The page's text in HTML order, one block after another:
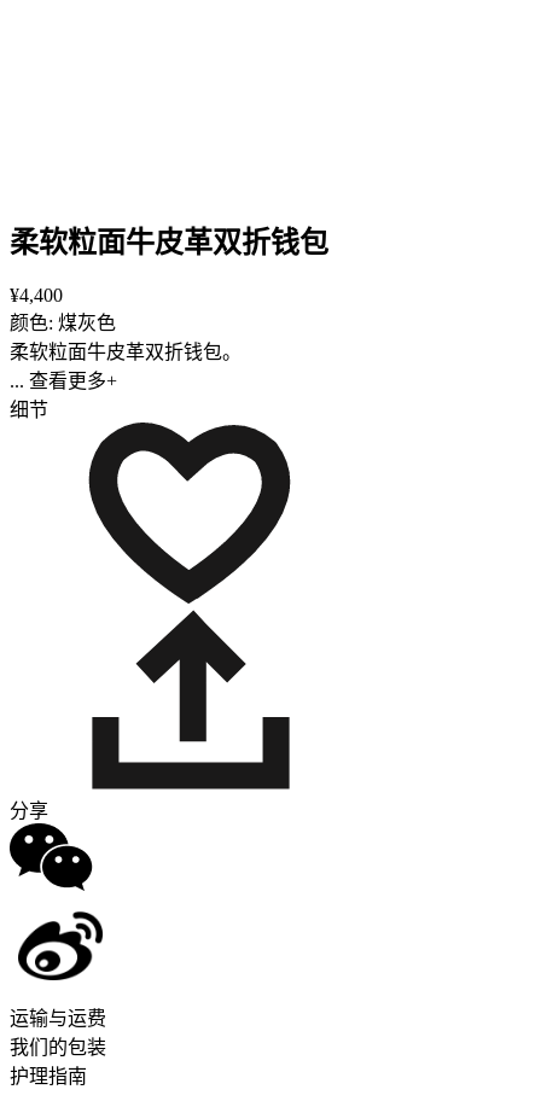
柔软粒面牛皮革双折钱包
¥4,400
颜色: 煤灰色
柔软粒面牛皮革双折钱包。
... 查看更多+
细节
分享
运输与运费
我们的包装
护理指南